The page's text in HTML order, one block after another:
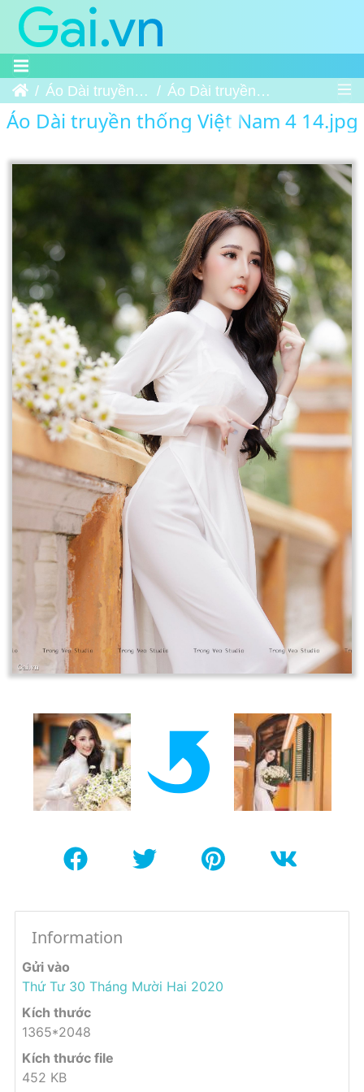
Trang chủÁo Dài truyền thống Việt Nam 4 Áo Dài truyền thống Việt Nam 4 14
Áo Dài truyền thống Việt Nam 4 14.jpg
Information
Gửi vào
Thứ Tư 30 Tháng Mười Hai 2020
Kích thước
1365*2048
Kích thước file
452 KB